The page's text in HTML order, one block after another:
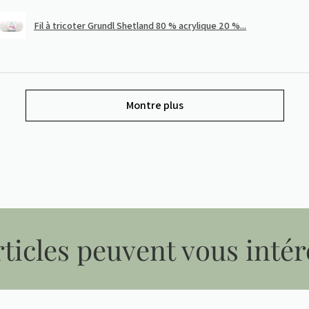
Fil à tricoter Grundl Shetland 80 % acrylique 20 %...
Montre plus
peuvent vous